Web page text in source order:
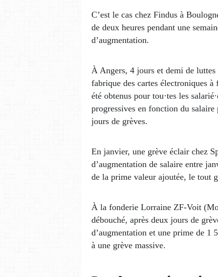
C’est le cas chez Findus à
de deux heures pendant une
d’augmentation.
À Angers, 4 jours et demi de
fabrique des cartes électroniques
été obtenus pour tou·tes les
progressives en fonction du
jours de grèves.
En janvier, une grève éclair chez
d’augmentation de salaire entre
de la prime valeur ajoutée, le tout
À la fonderie Lorraine ZF-Voit
débouché, après deux jours de
d’augmentation et une prime de 1
à une grève massive.